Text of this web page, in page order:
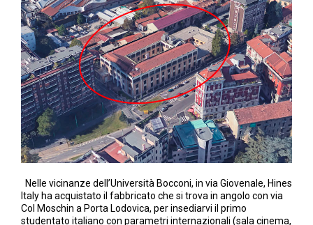
Nelle vicinanze dell’Università Bocconi, in via Giovenale, Hines
Italy ha acquistato il fabbricato che si trova in angolo con via
Col Moschin a Porta Lodovica, per insediarvi il primo
studentato italiano con parametri internazionali (sala cinema,